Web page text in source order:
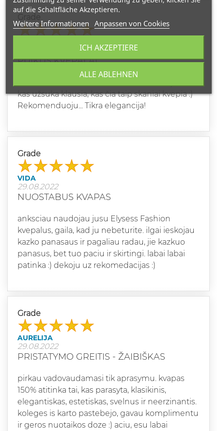
PUIKŪS KVEPALAI
kas užsuka klausia, kas čia taip skaniai kvepia :)
Rekomenduoju... Tikra elegancija!
Grade
VIDA
29.08.2022
NUOSTABUS KVAPAS
anksciau naudojau jusu Elysess Fashion
kvepalus, gaila, kad ju nebeturite. ilgai ieskojau
kazko panasaus ir pagaliau radau, jie kazkuo
panasus, bet tuo paciu ir skirtingi. labai labai
patinka :) dekoju uz rekomedacijas :)
Grade
AURELIJA
29.08.2022
PRISTATYMO GREITIS - ŽAIBIŠKAS
pirkau vadovaudamasi tik aprasymu. kvapas
150% atitinka tai, kas parasyta, klasikinis,
elegantiskas, estetiskas, svelnus ir neerzinantis.
koleges is karto pastebejo, gavau komplimentu
ir geros nuotaikos doze :) aciu, esu labai
auf die Schaltfläche Akzeptieren.
Weitere Informationen Anpassen von Cookies
ALLE ABLEHNEN
ICH AKZEPTIERE